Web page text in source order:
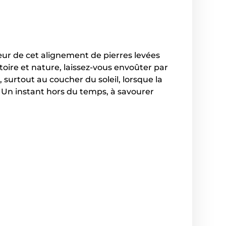
de cet alignement de pierres levées
et nature, laissez-vous envoûter par
surtout au coucher du soleil, lorsque la
instant hors du temps, à savourer